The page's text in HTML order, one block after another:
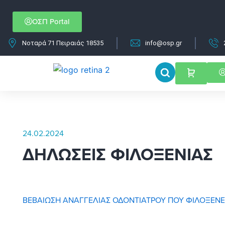
περιεχόμενο
ΟΣΠ Portal
Νοταρά 71 Πειραιάς 18535 info@osp.gr
24.02.2024
ΔΗΛΩΣΕΙΣ ΦΙΛΟΞΕΝΙΑΣ
ΒΕΒΑΙΩΣΗ ΑΝΑΓΓΕΛΙΑΣ ΟΔΟΝΤΙΑΤΡΟΥ ΠΟΥ